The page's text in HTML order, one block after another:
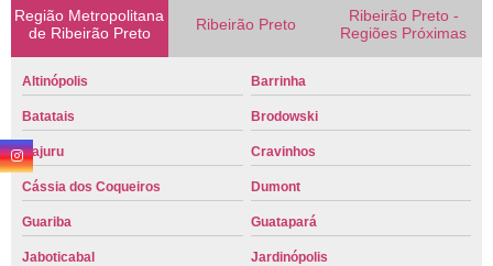
Região Metropolitana
de Ribeirão Preto
Ribeirão Preto
Ribeirão Preto -
Regiões Próximas
Altinópolis Barrinha
Batatais Brodowski
Cajuru Cravinhos
Cássia dos Coqueiros Dumont
Guariba Guatapará
Jaboticabal Jardinópolis